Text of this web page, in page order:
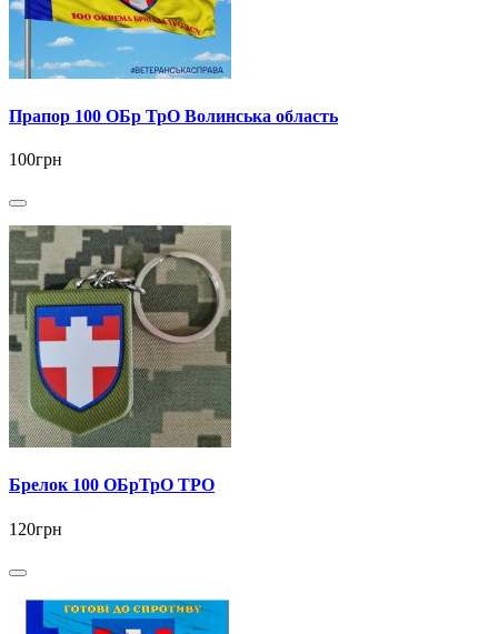
Прапор 100 ОБр ТрО Волинська область
100грн
Брелок 100 ОБрТрО ТРО
120грн